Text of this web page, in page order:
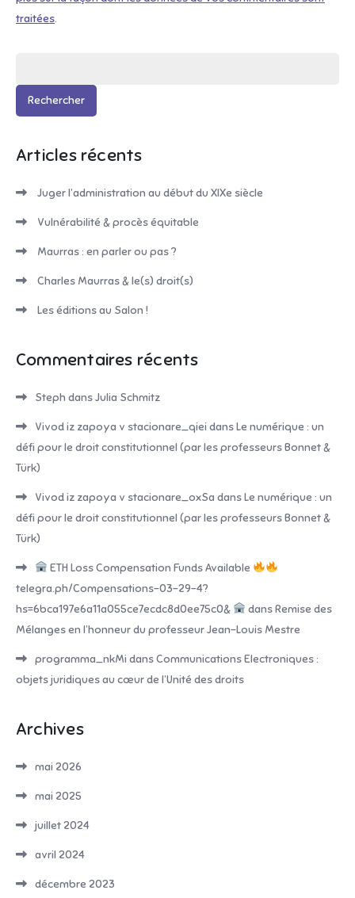
traitées.
Articles récents
Juger l’administration au début du XIXe siècle
Vulnérabilité & procès équitable
Maurras : en parler ou pas ?
Charles Maurras & le(s) droit(s)
Les éditions au Salon !
Commentaires récents
Steph dansJulia Schmitz
Vivod iz zapoya v stacionare_qiei dansLe numérique : un
défi pour le droit constitutionnel (par les professeurs Bonnet &
Türk)
Vivod iz zapoya v stacionare_oxSa dansLe numérique : un
défi pour le droit constitutionnel (par les professeurs Bonnet &
Türk)
ETH Loss Compensation Funds Available
telegra.ph/Compensations-03-29-4?
hs=6bca197e6a11a055ce7ecdc8d0ee75c0&
dansRemise des
Mélanges en l’honneur du professeur Jean-Louis Mestre
programma_nkMi dansCommunications Electroniques :
objets juridiques au cœur de l’Unité des droits
Archives
mai 2026
mai 2025
juillet 2024
avril 2024
décembre 2023